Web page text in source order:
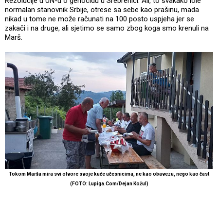
normalan stanovnik Srbije, otrese sa sebe kao prašinu, mada
nikad u tome ne može računati na 100 posto uspjeha jer se
zakači i na druge, ali sjetimo se samo zbog koga smo krenuli na
Marš.
Tokom Marša mira svi otvore svoje kuće učesnicima, ne kao obavezu, nego kao čast
(FOTO: Lupiga.Com/Dejan Kožul)